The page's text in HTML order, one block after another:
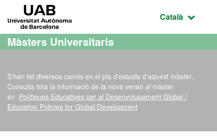
Ves al contingut principal
Ves a la navegació de la pàgina
Idioma
Català
Màsters Universitaris
S’han fet diversos canvis en el pla d’estudis d’aquest màster.
Consulta tota la informació de la nova versió al màster
en Polítiques Educatives per al Desenvolupament Global /
Education Policies for Global Development